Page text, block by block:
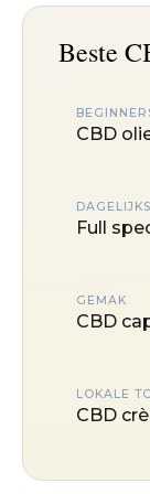
Beste
CBD
Full
GEMAK
CBD
LOKALE
CBD